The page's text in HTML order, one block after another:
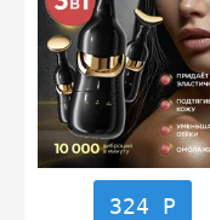
324 Р